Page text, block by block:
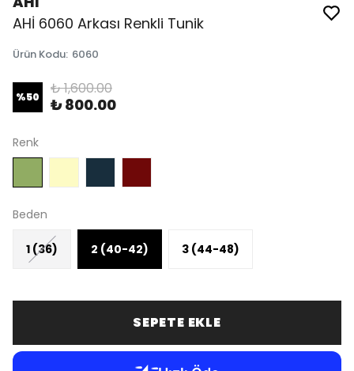
AHİ 6060 Arkası Renkli Tunik
Ürün Kodu: 6060
%50 ₺ 1,600.00
₺ 800.00
Renk
Beden
1 (36) 2 (40-42) 3 (44-48)
SEPETE EKLE